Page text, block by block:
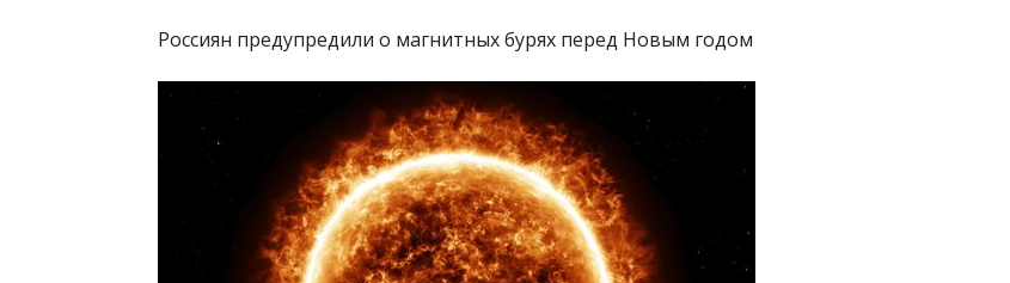
Россиян предупредили о магнитных бурях перед Новым годом